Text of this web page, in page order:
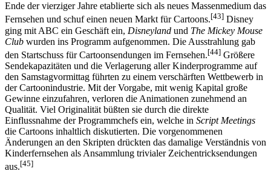
Ende der vierziger Jahre etablierte sich als neues Massenmedium das
Fernsehen und schuf einen neuen Markt für Cartoons.[43] Disney
ging mit ABC ein Geschäft ein, Disneyland und The Mickey Mouse
Club wurden ins Programm aufgenommen. Die Ausstrahlung gab
den Startschuss für Cartoonsendungen im Fernsehen.[44] Größere
Sendekapazitäten und die Verlagerung aller Kinderprogramme auf
den Samstagvormittag führten zu einem verschärften Wettbewerb in
der Cartoonindustrie. Mit der Vorgabe, mit wenig Kapital große
Gewinne einzufahren, verloren die Animationen zunehmend an
Qualität. Viel Originalität büßten sie durch die direkte
Einflussnahme der Programmchefs ein, welche in Script Meetings
die Cartoons inhaltlich diskutierten. Die vorgenommenen
Änderungen an den Skripten drückten das damalige Verständnis von
Kinderfernsehen als Ansammlung trivialer Zeichentricksendungen
aus.[45]